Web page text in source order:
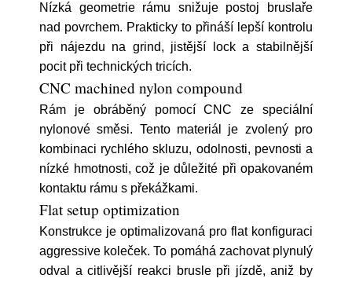
Nízká geometrie rámu snižuje postoj bruslaře
nad povrchem. Prakticky to přináší lepší kontrolu
při nájezdu na grind, jistější lock a stabilnější
pocit při technických tricích.
CNC machined nylon compound
Rám je obráběný pomocí CNC ze speciální
nylonové směsi. Tento materiál je zvolený pro
kombinaci rychlého skluzu, odolnosti, pevnosti a
nízké hmotnosti, což je důležité při opakovaném
kontaktu rámu s překážkami.
Flat setup optimization
Konstrukce je optimalizovaná pro flat konfiguraci
aggressive koleček. To pomáhá zachovat plynulý
odval a citlivější reakci brusle při jízdě, aniž by